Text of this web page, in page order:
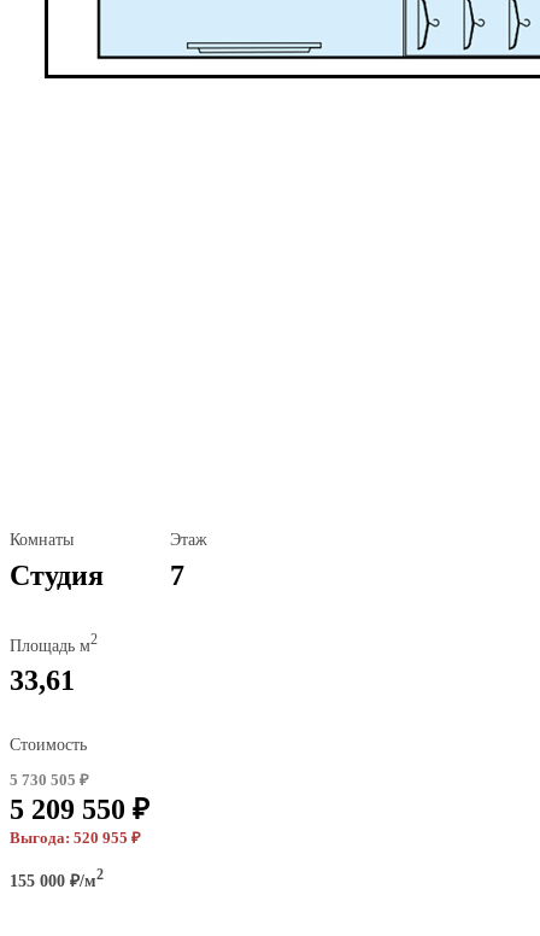
Комнаты
Студия
Этаж
7
Площадь м2
33,61
Стоимость
5 730 505 ₽
5 209 550 ₽
Выгода: 520 955 ₽
155 000 ₽/м2